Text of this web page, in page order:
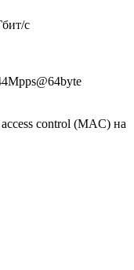
с
control (MAC) на